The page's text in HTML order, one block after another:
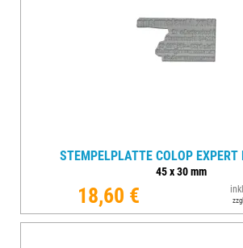
STEMPELPLATTE COLOP
45x30mm
18,60 €